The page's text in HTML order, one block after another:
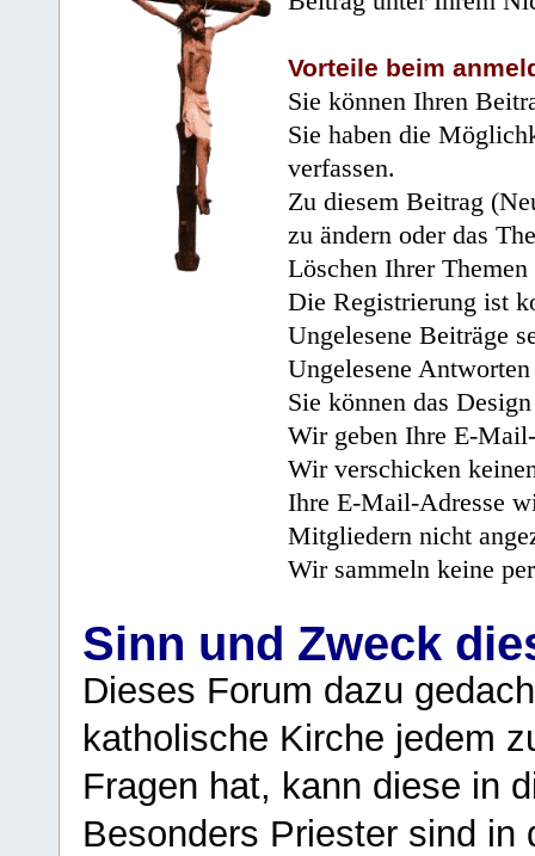
Vorteile beim
Sie können Ihren
Sie haben die
verfassen.
Zu diesem Beitrag
zu ändern oder das
Löschen Ihrer
Die Registrierung ist
Ungelesene Beiträge
Ungelesene
Sie können das
Wir geben Ihre E-
Wir verschicken
Ihre E-Mail-Adresse
Mitgliedern nicht
Wir sammeln keine
Sinn und Zweck
Dieses Forum dazu
katholische Kirche jedem
Fragen hat, kann diese in
Besonders Priester sind in